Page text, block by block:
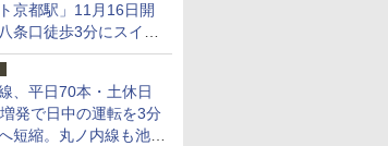
京都駅」11月16日開
条口徒歩3分にスイー
全270室、ダイニング
、平日70本・土休日
発で日中の運転を3分
短縮。丸ノ内線も池袋